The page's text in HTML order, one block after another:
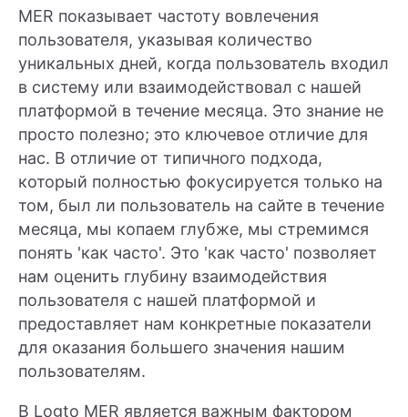
MER показывает частоту вовлечения
пользователя, указывая количество
уникальных дней, когда пользователь входил
в систему или взаимодействовал с нашей
платформой в течение месяца. Это знание не
просто полезно; это ключевое отличие для
нас. В отличие от типичного подхода,
который полностью фокусируется только на
том, был ли пользователь на сайте в течение
месяца, мы копаем глубже, мы стремимся
понять 'как часто'. Это 'как часто' позволяет
нам оценить глубину взаимодействия
пользователя с нашей платформой и
предоставляет нам конкретные показатели
для оказания большего значения нашим
пользователям.
В Logto MER является важным фактором